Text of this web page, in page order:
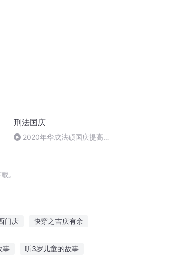
刑法国庆
2020年华成法硕国庆提高班
。
门庆 快穿之吉庆有余
事 听3岁儿童的故事